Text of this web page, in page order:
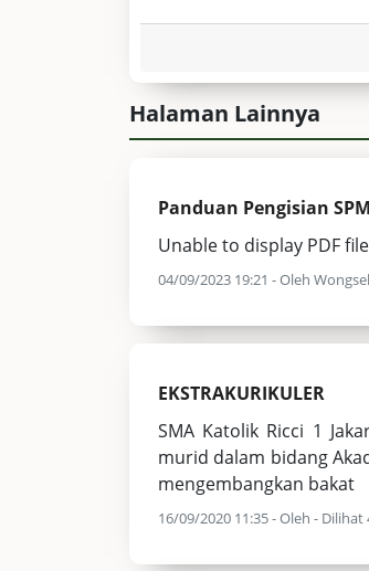
Halaman Lainnya
Panduan Pengisian
Unable to display PDF
04/09/2023 19:21 - Oleh
EKSTRAKURIKULER
SMA Katolik Ricci 1
murid dalam bidang
mengembangkan bakat
16/09/2020 11:35 - Oleh - Dilihat